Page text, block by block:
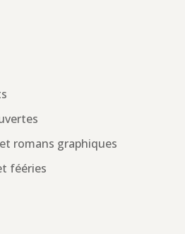
romans graphiques
fééries